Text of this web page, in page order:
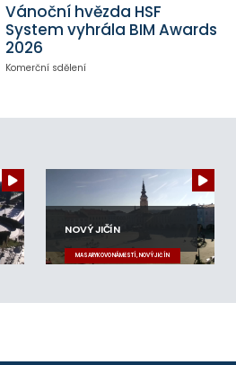
Vánoční hvězda HSF
System vyhrála BIM Awards
2026
Komerční sdělení
NOVÝ JIČÍN
MASARYKOVO NÁMĚSTÍ, NOVÝ JIČÍN